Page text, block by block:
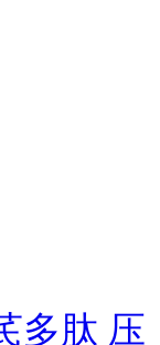
多肽 压